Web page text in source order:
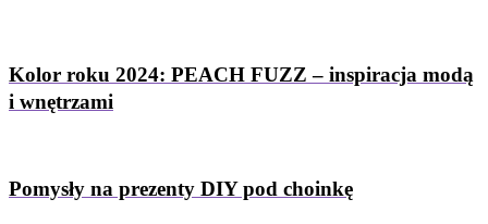
Kolor roku 2024: PEACH FUZZ – inspiracja modą
i wnętrzami
Pomysły na prezenty DIY pod choinkę